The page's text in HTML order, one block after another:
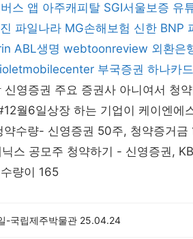
스 앱 아주캐피탈 SGI서울보증 유
파일나라 MG손해보험 신한 BNP
ABL생명 webtoonreview 외환은
부국증권 하나카드
영증권 주요 증권사 아니여서 청
월6일상장 하는 기업이 케이엔에
약수량- 신영증권 50주, 청약증거
스 공모주 청약하기 - 신영증권,
량이 165
-국립제주박물관 25.04.24